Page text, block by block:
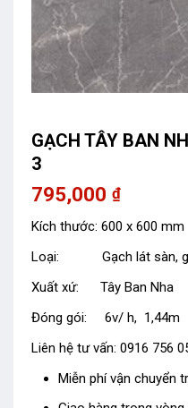
GẠCH TÂY BAN
3
795,000 ₫
Kích thước: 600 x 600 mm
Loại: Gạch lát sàn,
Xuất xứ: Tây Ban Nha
Đóng gói: 6v/ h, 1,44m
Liên hệ tư vấn: 0916 756
Miễn phí vận chuyển